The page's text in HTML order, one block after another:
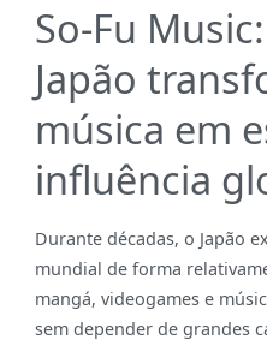
So-Fu
Japão
música em
influência
Durante décadas, o Japão
mundial de forma
mangá, videogames e
sem depender de grandes